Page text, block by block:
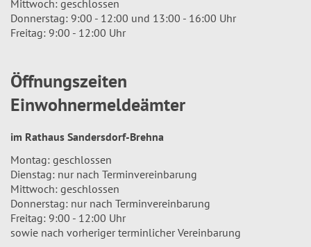
Mittwoch: geschlossen
Donnerstag: 9:00 - 12:00 und 13:00 - 16:00 Uhr
Freitag: 9:00 - 12:00 Uhr
Öffnungszeiten
Einwohnermeldeämter
im Rathaus Sandersdorf-Brehna
Montag: geschlossen
Dienstag: nur nach Terminvereinbarung
Mittwoch: geschlossen
Donnerstag: nur nach Terminvereinbarung
Freitag: 9:00 - 12:00 Uhr
sowie nach vorheriger terminlicher Vereinbarung